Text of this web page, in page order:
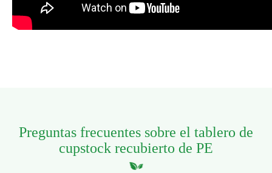
Preguntas frecuentes sobre el tablero de
cupstock recubierto de PE